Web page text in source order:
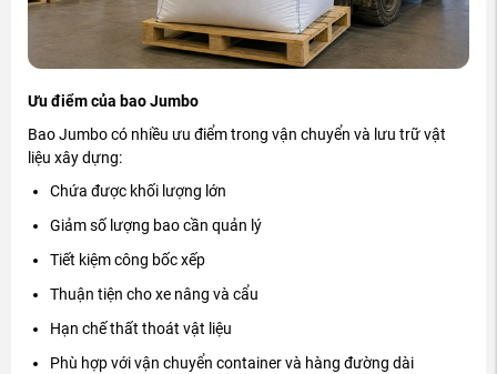
Ưu điểm của bao Jumbo
Bao Jumbo có nhiều ưu điểm trong vận chuyển và lưu trữ vật
liệu xây dựng:
Chứa được khối lượng lớn
Giảm số lượng bao cần quản lý
Tiết kiệm công bốc xếp
Thuận tiện cho xe nâng và cẩu
Hạn chế thất thoát vật liệu
Phù hợp với vận chuyển container và hàng đường dài